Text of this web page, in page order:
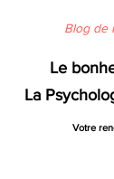
Blog de
Le
La
Votre